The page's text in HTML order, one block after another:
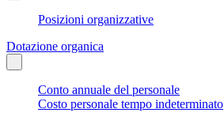
Posizioni organizzative
Dotazione organica
Conto annuale del personale
Costo personale tempo indeterminato